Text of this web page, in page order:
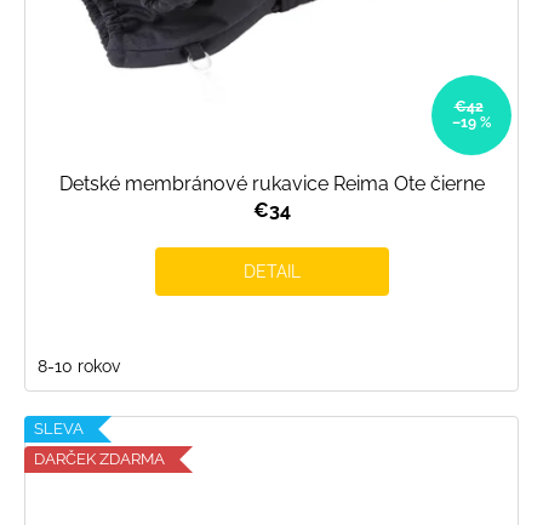
€42
–19 %
Detské membránové rukavice Reima Ote čierne
€34
DETAIL
8-10 rokov
SLEVA
DARČEK ZDARMA